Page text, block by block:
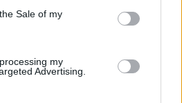
Sale of my
my
Advertising.